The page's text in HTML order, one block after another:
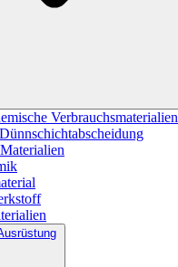
Verbrauchsmaterialien